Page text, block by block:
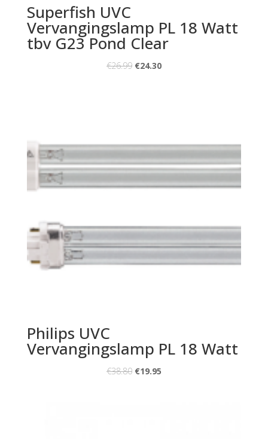
Superfish UVC
Vervangingslamp PL 18 Watt
tbv G23 Pond Clear
€26.99 €24.30
Philips UVC
Vervangingslamp PL 18 Watt
€38.80 €19.95